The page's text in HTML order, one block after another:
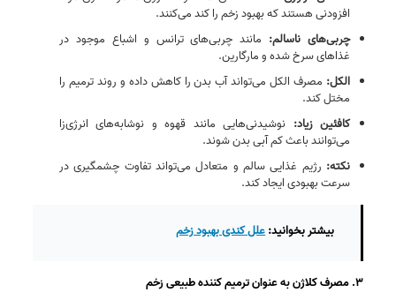
افزودنی هستند که بهبود زخم را کند می‌کنند.
چربی‌های ناسالم: مانند چربی‌های ترانس و اشباع موجود در
غذاهای سرخ‌ شده و مارگارین.
الکل: مصرف الکل می‌تواند آب بدن را کاهش داده و روند ترمیم را
مختل کند.
کافئین زیاد: نوشیدنی‌هایی مانند قهوه و نوشابه‌های انرژی‌زا
می‌توانند باعث کم‌ آبی بدن شوند.
نکته: رژیم غذایی سالم و متعادل می‌تواند تفاوت چشمگیری در
سرعت بهبودی ایجاد کند.
بیشتر بخوانید:علل کندی بهبود زخم
۳. مصرف کلاژن به عنوان ترمیم کننده طبیعی زخم